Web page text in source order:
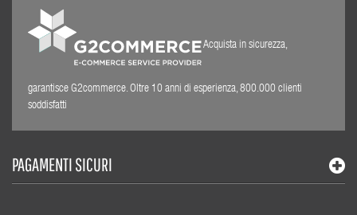
Acquista in sicurezza,
garantisce G2commerce. Oltre 10 anni di esperienza, 800.000 clienti
soddisfatti
PAGAMENTI SICURI